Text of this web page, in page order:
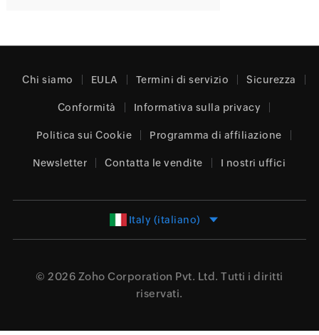
Chi siamo EULA Termini di servizio Sicurezza
Conformità Informativa sulla privacy
Politica sui Cookie Programma di affiliazione
Newsletter Contatta le vendite I nostri uffici
Italy (italiano)
© 2026 Zoho Corporation Pvt. Ltd. Tutti i diritti
riservati.